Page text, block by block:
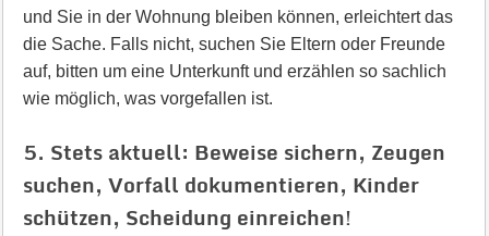
und Sie in der Wohnung bleiben können, erleichtert das
die Sache. Falls nicht, suchen Sie Eltern oder Freunde
auf, bitten um eine Unterkunft und erzählen so sachlich
wie möglich, was vorgefallen ist.
5. Stets aktuell: Beweise sichern, Zeugen
suchen, Vorfall dokumentieren, Kinder
schützen, Scheidung einreichen!